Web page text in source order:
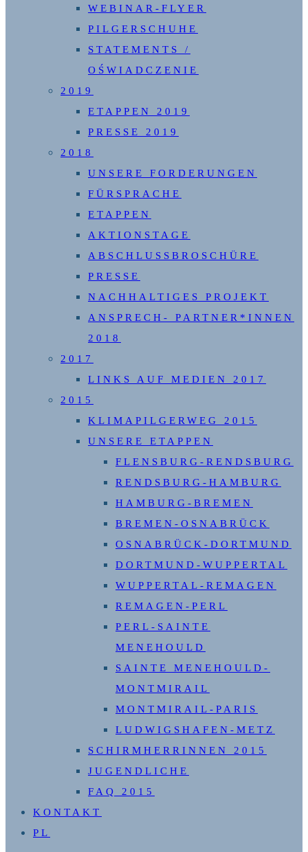
WEBINAR-FLYER
PILGERSCHUHE
STATEMENTS /
OŚWIADCZENIE
2019
ETAPPEN 2019
PRESSE 2019
2018
UNSERE FORDERUNGEN
FÜRSPRACHE
ETAPPEN
AKTIONSTAGE
ABSCHLUSSBROSCHÜRE
PRESSE
NACHHALTIGES PROJEKT
ANSPRECH- PARTNER*INNEN
2018
2017
LINKS AUF MEDIEN 2017
2015
KLIMAPILGERWEG 2015
UNSERE ETAPPEN
FLENSBURG-RENDSBURG
RENDSBURG-HAMBURG
HAMBURG-BREMEN
BREMEN-OSNABRÜCK
OSNABRÜCK-DORTMUND
DORTMUND-WUPPERTAL
WUPPERTAL-REMAGEN
REMAGEN-PERL
PERL-SAINTE
MENEHOULD
SAINTE MENEHOULD-
MONTMIRAIL
MONTMIRAIL-PARIS
LUDWIGSHAFEN-METZ
SCHIRMHERRINNEN 2015
JUGENDLICHE
FAQ 2015
KONTAKT
PL